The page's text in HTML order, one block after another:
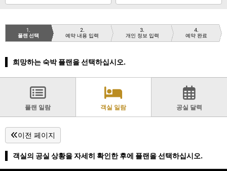
1
플랜 선택
2
예약 내용 입력
3
개인 정보 입력
4
예약 완료
희망하는 숙박 플랜을 선택하십시오.
플랜 일람 객실 일람 공실 달력
이전 페이지
객실의 공실 상황을 자세히 확인한 후에 플랜을 선택하십시오.